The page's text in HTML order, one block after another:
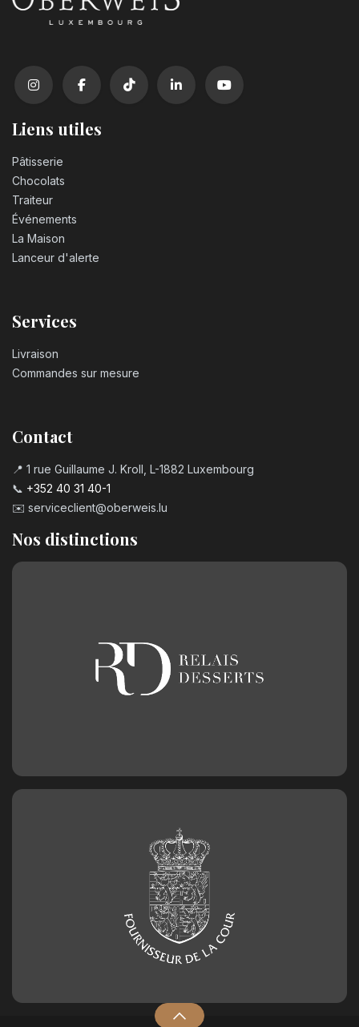
Liens utiles
Pâtisserie
Chocolats
Traiteur
Événements
La Maison
Lanceur d'alerte
Services
Livraison
Commandes sur mesure
Contact
📍 1 rue Guillaume J. Kroll, L-1882 Luxembourg
📞 +352 40 31 40-1
✉️ serviceclient@oberweis.lu
Nos distinctions